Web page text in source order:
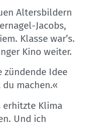
Altersbildern
Jacobs,
Klasse war’s.
Kino weiter.
zündende Idee
machen.«
erhitzte Klima
Und ich